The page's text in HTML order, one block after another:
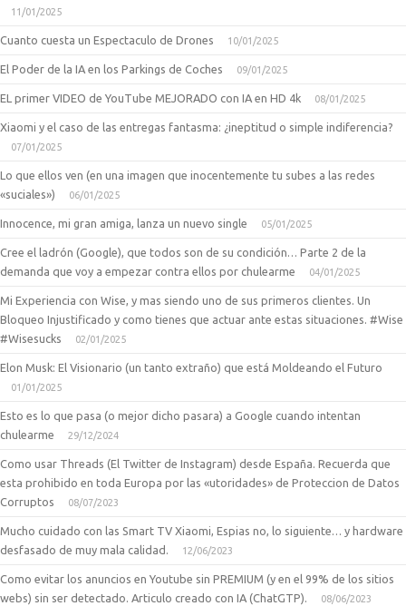
11/01/2025
Cuanto cuesta un Espectaculo de Drones 10/01/2025
El Poder de la IA en los Parkings de Coches 09/01/2025
EL primer VIDEO de YouTube MEJORADO con IA en HD 4k 08/01/2025
Xiaomi y el caso de las entregas fantasma: ¿ineptitud o simple indiferencia?
07/01/2025
Lo que ellos ven (en una imagen que inocentemente tu subes a las redes
«suciales»)
06/01/2025
Innocence, mi gran amiga, lanza un nuevo single 05/01/2025
Cree el ladrón (Google), que todos son de su condición… Parte 2 de la
demanda que voy a empezar contra ellos por chulearme
04/01/2025
Mi Experiencia con Wise, y mas siendo uno de sus primeros clientes. Un
Bloqueo Injustificado y como tienes que actuar ante estas situaciones. #Wise
#Wisesucks
02/01/2025
Elon Musk: El Visionario (un tanto extraño) que está Moldeando el Futuro
01/01/2025
Esto es lo que pasa (o mejor dicho pasara) a Google cuando intentan
chulearme
29/12/2024
Como usar Threads (El Twitter de Instagram) desde España. Recuerda que
esta prohibido en toda Europa por las «utoridades» de Proteccion de Datos
Corruptos
08/07/2023
Mucho cuidado con las Smart TV Xiaomi, Espias no, lo siguiente… y hardware
desfasado de muy mala calidad.
12/06/2023
Como evitar los anuncios en Youtube sin PREMIUM (y en el 99% de los sitios
webs) sin ser detectado. Articulo creado con IA (ChatGTP).
08/06/2023